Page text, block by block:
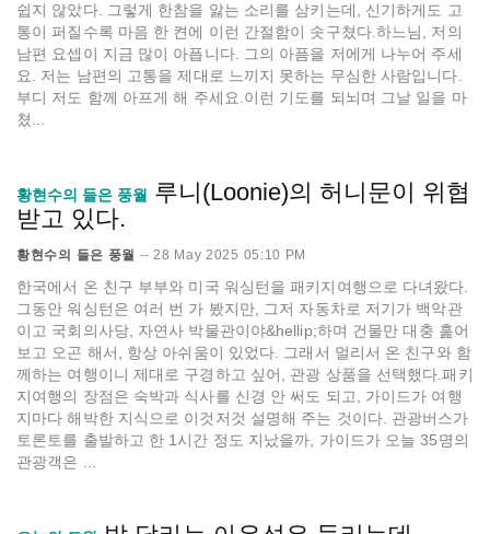
쉽지 않았다. 그렇게 한참을 앓는 소리를 삼키는데, 신기하게도 고
통이 퍼질수록 마음 한 켠에 이런 간절함이 솟구쳤다.하느님, 저의
남편 요셉이 지금 많이 아픕니다. 그의 아픔을 저에게 나누어 주세
요. 저는 남편의 고통을 제대로 느끼지 못하는 무심한 사람입니다.
부디 저도 함께 아프게 해 주세요.이런 기도를 되뇌며 그날 일을 마
쳤...
황현수의 들은 풍월
루니(Loonie)의 허니문이 위협
받고 있다.
황현수의 들은 풍월 -- 28 May 2025 05:10 PM
한국에서 온 친구 부부와 미국 워싱턴을 패키지여행으로 다녀왔다.
그동안 워싱턴은 여러 번 가 봤지만, 그저 자동차로 저기가 백악관
이고 국회의사당, 자연사 박물관이야&hellip;하며 건물만 대충 훑어
보고 오곤 해서, 항상 아쉬움이 있었다. 그래서 멀리서 온 친구와 함
께하는 여행이니 제대로 구경하고 싶어, 관광 상품을 선택했다.패키
지여행의 장점은 숙박과 식사를 신경 안 써도 되고, 가이드가 여행
지마다 해박한 지식으로 이것저것 설명해 주는 것이다. 관광버스가
토론토를 출발하고 한 1시간 정도 지났을까, 가이드가 오늘 35명의
관광객은 ...